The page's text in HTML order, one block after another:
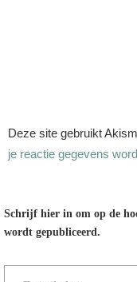
Deze site gebruikt
je reactie gegevens
Schrijf hier in om op de
wordt gepubliceerd.
E-mailadres